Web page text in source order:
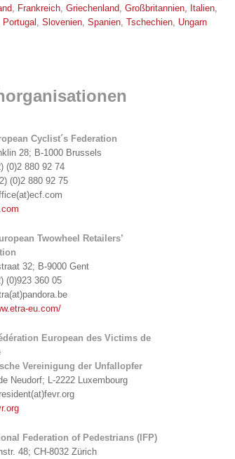
, Frankreich, Griechenland, Großbritannien, Italien,
Portugal , Slovenien, Spanien, Tschechien, Ungarn
Cyclist´s Federation
28; B-1000 Brussels
(0)2 880 92 74
(0)2 880 92 75
Twowheel Retailers’
32; B-9000 Gent
(0)923 360 05
eu.com/
European des Victims de
Vereinigung der Unfallopfer
Neudorf; L-2222 Luxembourg
Federation of Pedestrians (IFP)
48; CH-8032 Zürich